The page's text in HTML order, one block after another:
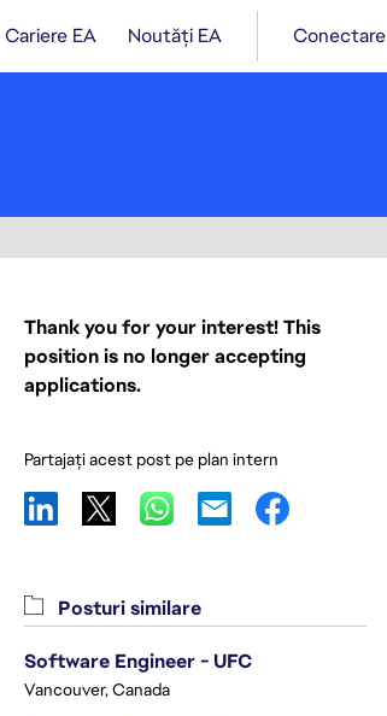
Cariere EA Noutăți EA Conectare
Thank you for your interest! This
position is no longer accepting
applications.
Partajați acest post pe plan intern
Posturi similare
Software Engineer - UFC
Vancouver, Canada